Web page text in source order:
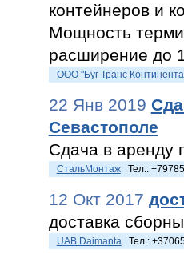
контейнеров и
Мощность
расширение до
ООО "Буг Транс
22 Янв 2019
Севастополе
Сдача в аренду
СтальМонтажТел.:
12 Окт 2017
доставка
UAB DaimantaТел.: